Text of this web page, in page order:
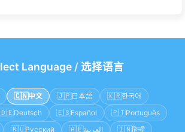
Language/ 选择语言
🇨🇳 中文 🇯🇵日本語 🇰🇷한국어
🇩🇪Deutsch 🇪🇸Español 🇵🇹Português
🇷🇺Русский 🇦🇪العربية 🇮🇳हिन्दी